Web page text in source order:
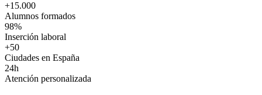
+15.000
Alumnos formados
98%
Inserción laboral
+50
Ciudades en España
24h
Atención personalizada